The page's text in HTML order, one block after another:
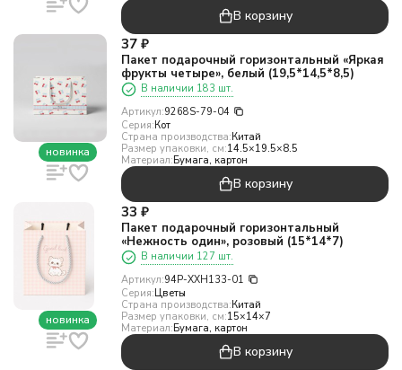
В корзину
новинка
37 ₽
Пакет подарочный горизонтальный «Яркая
фрукты четыре», белый (19,5*14,5*8,5)
В наличии 183 шт.
Артикул:9268S-79-04
Серия:Кот
Страна производства:Китай
Размер упаковки, см:14.5×19.5×8.5
Материал:Бумага, картон
В корзину
новинка
33 ₽
Пакет подарочный горизонтальный
«Нежность один», розовый (15*14*7)
В наличии 127 шт.
Артикул:94P-XXH133-01
Серия:Цветы
Страна производства:Китай
Размер упаковки, см:15×14×7
Материал:Бумага, картон
В корзину